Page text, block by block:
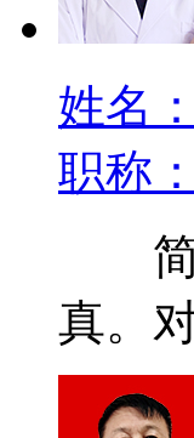
姓名
职称
简
真。